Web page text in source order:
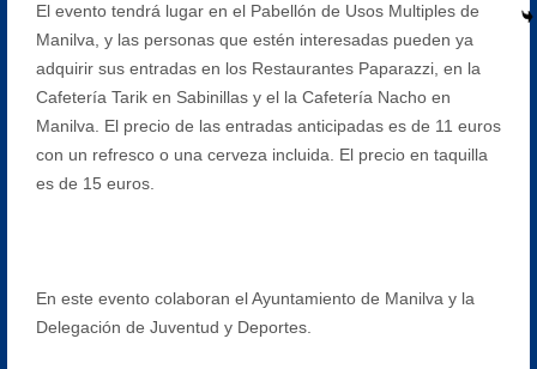
El evento tendrá lugar en el Pabellón de Usos Multiples de
Manilva, y las personas que estén interesadas pueden ya
adquirir sus entradas en los Restaurantes Paparazzi, en la
Cafetería Tarik en Sabinillas y el la Cafetería Nacho en
Manilva. El precio de las entradas anticipadas es de 11 euros
con un refresco o una cerveza incluida. El precio en taquilla
es de 15 euros.
En este evento colaboran el Ayuntamiento de Manilva y la
Delegación de Juventud y Deportes.